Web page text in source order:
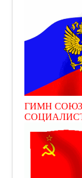
КНИГИ
КОНТАКТЫ
ГИМН